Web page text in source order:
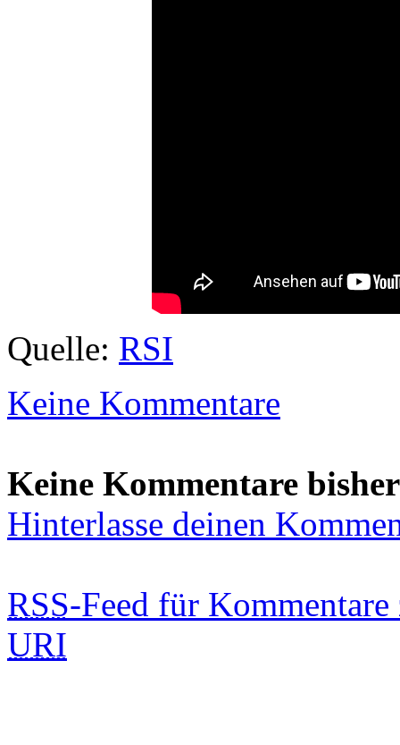
Quelle: RSI
Keine Kommentare
Keine Kommentare bisher
Hinterlasse deinen
RSS-Feed für
URI